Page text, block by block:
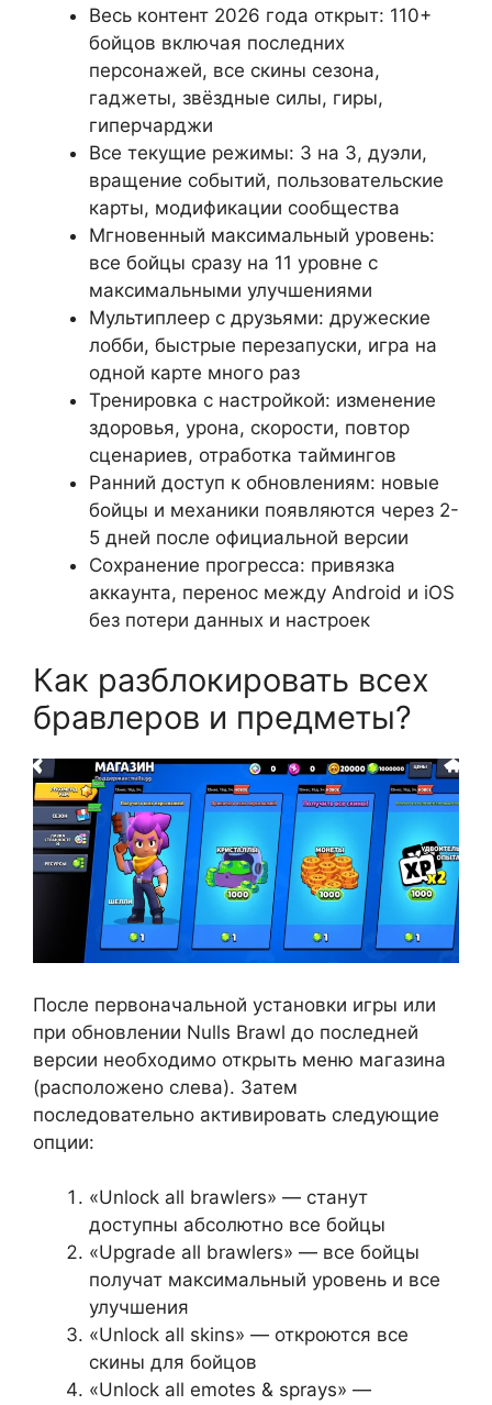
Весь контент 2026 года открыт: 110+
бойцов включая последних
персонажей, все скины сезона,
гаджеты, звёздные силы, гиры,
гиперчарджи
Все текущие режимы: 3 на 3, дуэли,
вращение событий, пользовательские
карты, модификации сообщества
Мгновенный максимальный уровень:
все бойцы сразу на 11 уровне с
максимальными улучшениями
Мультиплеер с друзьями: дружеские
лобби, быстрые перезапуски, игра на
одной карте много раз
Тренировка с настройкой: изменение
здоровья, урона, скорости, повтор
сценариев, отработка таймингов
Ранний доступ к обновлениям: новые
бойцы и механики появляются через 2-
5 дней после официальной версии
Сохранение прогресса: привязка
аккаунта, перенос между Android и iOS
без потери данных и настроек
Как разблокировать всех
бравлеров и предметы?
После первоначальной установки игры или
при обновлении Nulls Brawl до последней
версии необходимо открыть меню магазина
(расположено слева). Затем
последовательно активировать следующие
опции:
«Unlock all brawlers» — станут
доступны абсолютно все бойцы
«Upgrade all brawlers» — все бойцы
получат максимальный уровень и все
улучшения
«Unlock all skins» — откроются все
скины для бойцов
«Unlock all emotes & sprays» —